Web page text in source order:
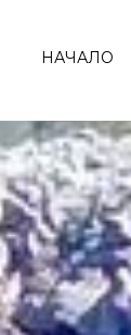
НАЧАЛО